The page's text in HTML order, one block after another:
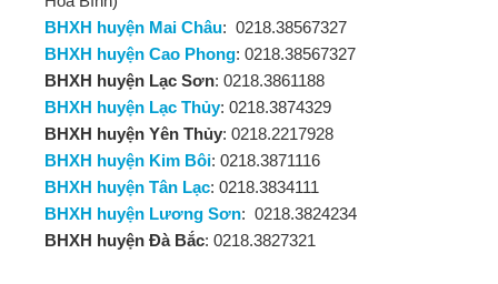
BHXH huyện Mai Châu: 0218.38567327
BHXH huyện Cao Phong: 0218.38567327
BHXH huyện Lạc Sơn: 0218.3861188
BHXH huyện Lạc Thủy: 0218.3874329
BHXH huyện Yên Thủy: 0218.2217928
BHXH huyện Kim Bôi: 0218.3871116
BHXH huyện Tân Lạc: 0218.3834111
BHXH huyện Lương Sơn: 0218.3824234
BHXH huyện Đà Bắc: 0218.3827321